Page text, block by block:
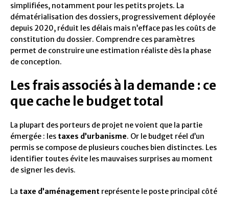
simplifiées, notamment pour les petits projets. La
dématérialisation des dossiers, progressivement déployée
depuis 2020, réduit les délais mais n’efface pas les coûts de
constitution du dossier. Comprendre ces paramètres
permet de construire une estimation réaliste dès la phase
de conception.
Les frais associés à la demande : ce
que cache le budget total
La plupart des porteurs de projet ne voient que la partie
émergée : les taxes d’urbanisme. Or le budget réel d’un
permis se compose de plusieurs couches bien distinctes. Les
identifier toutes évite les mauvaises surprises au moment
de signer les devis.
La taxe d’aménagement représente le poste principal côté